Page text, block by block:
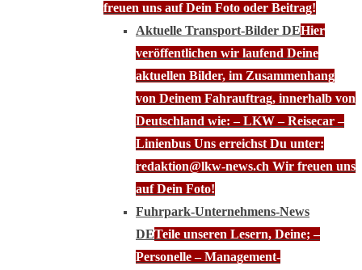
freuen uns auf Dein Foto oder Beitrag!
Aktuelle Transport-Bilder DEHier
veröffentlichen wir laufend Deine
aktuellen Bilder, im Zusammenhang
von Deinem Fahrauftrag, innerhalb von
Deutschland wie: – LKW – Reisecar –
Linienbus Uns erreichst Du unter:
redaktion@lkw-news.ch Wir freuen uns
auf Dein Foto!
Fuhrpark-Unternehmens-News
DETeile unseren Lesern, Deine; –
Personelle – Management-